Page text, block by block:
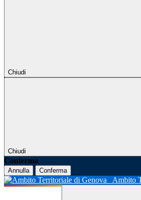
Chiudi
Chiudi
Conferma
Annulla Conferma
Ambito